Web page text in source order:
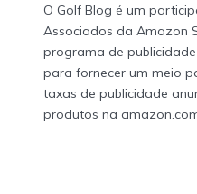
O Golf Blog é um
Associados da Amazon
programa de
para fornecer um meio
taxas de publicidade
produtos na